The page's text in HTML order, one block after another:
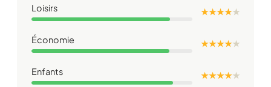
Loisirs ★ ★ ★ ★★
Économie ★ ★ ★ ★★
Enfants ★ ★ ★ ★★